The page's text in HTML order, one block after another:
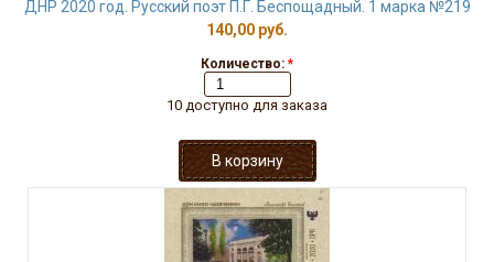
ДНР 2020 год. Русский поэт П.Г. Беспощадный. 1 марка №219
140,00 руб.
Количество: *
10 доступно для заказа